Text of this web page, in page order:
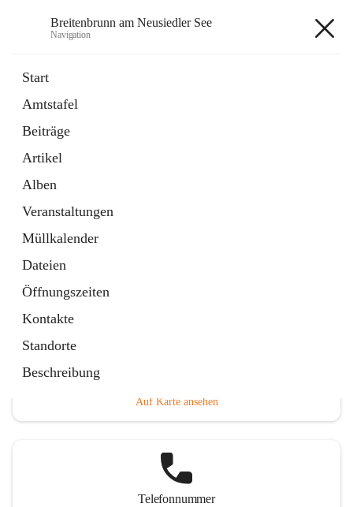
Breitenbrunn am Neusiedler See
Navigation
Start
Amtstafel
Beiträge
Artikel
Alben
Veranstaltungen
Müllkalender
Dateien
Öffnungszeiten
Kontakte
Standorte
Beschreibung
18 Schnellzugriffe
Gemeindeservice
Auf Karte ansehen
Telefonnummer